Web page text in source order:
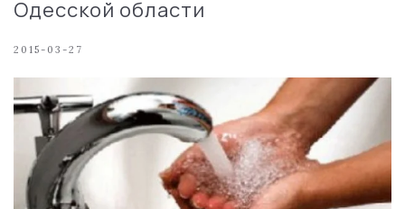
Одесской области
2015-03-27